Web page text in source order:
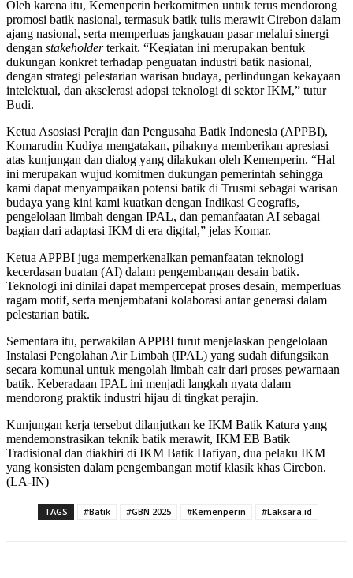
Oleh karena itu, Kemenperin berkomitmen untuk terus mendorong
promosi batik nasional, termasuk batik tulis merawit Cirebon dalam
ajang nasional, serta memperluas jangkauan pasar melalui sinergi
dengan stakeholderterkait. “Kegiatan ini merupakan bentuk
dukungan konkret terhadap penguatan industri batik nasional,
dengan strategi pelestarian warisan budaya, perlindungan kekayaan
intelektual, dan akselerasi adopsi teknologi di sektor IKM,” tutur
Budi.
Ketua Asosiasi Perajin dan Pengusaha Batik Indonesia (APPBI),
Komarudin Kudiya mengatakan, pihaknya memberikan apresiasi
atas kunjungan dan dialog yang dilakukan oleh Kemenperin. “Hal
ini merupakan wujud komitmen dukungan pemerintah sehingga
kami dapat menyampaikan potensi batik di Trusmi sebagai warisan
budaya yang kini kami kuatkan dengan Indikasi Geografis,
pengelolaan limbah dengan IPAL, dan pemanfaatan AI sebagai
bagian dari adaptasi IKM di era digital,” jelas Komar.
Ketua APPBI juga memperkenalkan pemanfaatan teknologi
kecerdasan buatan (AI) dalam pengembangan desain batik.
Teknologi ini dinilai dapat mempercepat proses desain, memperluas
ragam motif, serta menjembatani kolaborasi antar generasi dalam
pelestarian batik.
Sementara itu, perwakilan APPBI turut menjelaskan pengelolaan
Instalasi Pengolahan Air Limbah (IPAL) yang sudah difungsikan
secara komunal untuk mengolah limbah cair dari proses pewarnaan
batik. Keberadaan IPAL ini menjadi langkah nyata dalam
mendorong praktik industri hijau di tingkat perajin.
Kunjungan kerja tersebut dilanjutkan ke IKM Batik Katura yang
mendemonstrasikan teknik batik merawit, IKM EB Batik
Tradisional dan diakhiri di IKM Batik Hafiyan, dua pelaku IKM
yang konsisten dalam pengembangan motif klasik khas Cirebon.
(LA-IN)
TAGS #Batik #GBN 2025 #Kemenperin #Laksara.id